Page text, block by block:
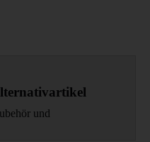
und